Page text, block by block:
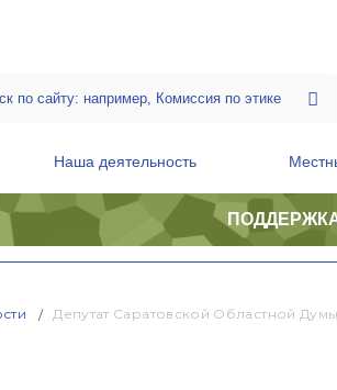
Наша деятельность
Депутат Саратовской Областной